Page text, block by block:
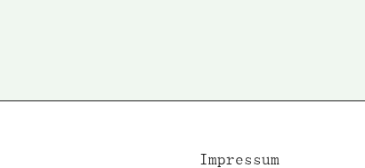
Impressum